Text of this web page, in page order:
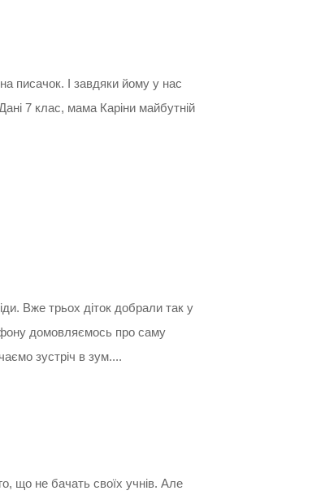
писачок. І завдяки йому у нас
7 клас, мама Каріни майбутній
Вже трьох діток добрали так у
домовляємось про саму
зустріч в зум....
що не бачать своїх учнів. Але